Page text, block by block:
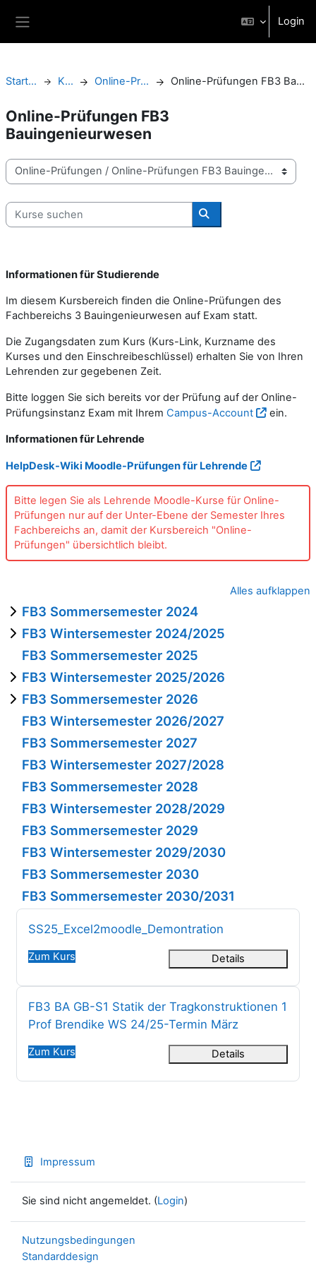
Login
Startseite Kurse Online-Prüfungen Online-Prüfungen FB3 Bauingenieurwesen
Online-Prüfungen FB3
Bauingenieurwesen
Kursbereiche
Kurse suchen
Kurse suchen
Informationen für Studierende
Im diesem Kursbereich finden die Online-Prüfungen des
Fachbereichs 3 Bauingenieurwesen auf Exam statt.
Die Zugangsdaten zum Kurs (Kurs-Link, Kurzname des
Kurses und den Einschreibeschlüssel) erhalten Sie von Ihren
Lehrenden zur gegebenen Zeit.
Bitte loggen Sie sich bereits vor der Prüfung auf der Online-
Prüfungsinstanz Exam mit Ihrem Campus-Account ein.
Informationen für Lehrende
HelpDesk-Wiki Moodle-Prüfungen für Lehrende
Bitte legen Sie als Lehrende Moodle-Kurse für Online-
Prüfungen nur auf der Unter-Ebene der Semester Ihres
Fachbereichs an, damit der Kursbereich "Online-
Prüfungen" übersichtlich bleibt.
Alles aufklappen
FB3 Sommersemester 2024
FB3 Wintersemester 2024/2025
FB3 Sommersemester 2025
FB3 Wintersemester 2025/2026
FB3 Sommersemester 2026
FB3 Wintersemester 2026/2027
FB3 Sommersemester 2027
FB3 Wintersemester 2027/2028
FB3 Sommersemester 2028
FB3 Wintersemester 2028/2029
FB3 Sommersemester 2029
FB3 Wintersemester 2029/2030
FB3 Sommersemester 2030
FB3 Sommersemester 2030/2031
Kursname
SS25_Excel2moodle_Demontration
Zum Kurs Details
Kursname
FB3 BA GB-S1 Statik der Tragkonstruktionen 1
Prof Brendike WS 24/25-Termin März
Zum Kurs Details
Impressum
Sie sind nicht angemeldet. (Login)
Nutzungsbedingungen
Standarddesign